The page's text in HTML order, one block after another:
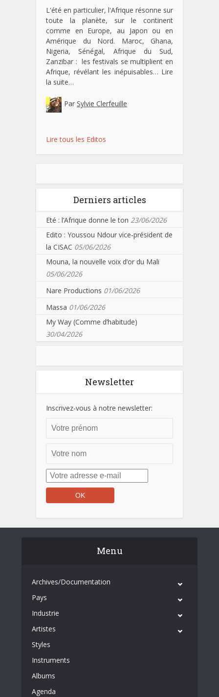
L'été en particulier, l'Afrique résonne sur
toute la planète, sur le continent
comme en Europe, au Japon ou en
Amérique du Nord. Maroc, Ghana,
Nigeria, Sénégal, Afrique du Sud,
Zanzibar : les festivals se multiplient en
Afrique, révélant les inépuisables… Lire
la suite…
Par Sylvie Clerfeuille
Lire tous les Editos
Derniers articles
Eté : l’Afrique donne le ton 23/06/2026
Edito : Youssou Ndour vice-président de
la CISAC 05/06/2026
Mouna, la nouvelle voix d’or du Mali
05/06/2026
Nare Productions 01/06/2026
Massa 01/06/2026
My Way (Comme d’habitude)
30/04/2026
Newsletter
Inscrivez-vous à notre newsletter:
Menu
Archives/Documentation
Pays
Industrie
Artistes
Styles
Instruments
Albums
Agenda